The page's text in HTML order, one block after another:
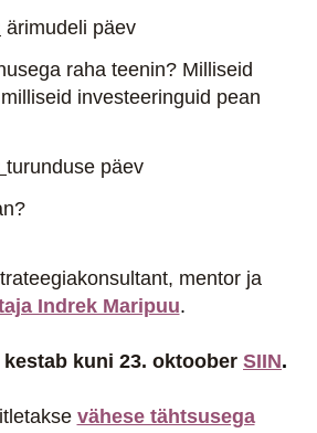
ärimudeli päev
raha teenin? Milliseid
investeeringuid pean
turunduse päev
mentor ja
Indrek Maripuu.
kuni 23. oktoober SIIN.
vähese tähtsusega